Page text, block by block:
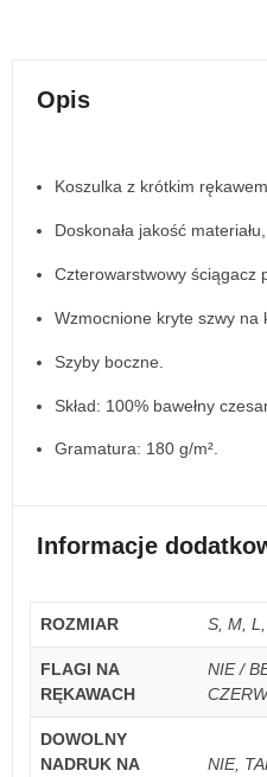
Opis
Koszulka z krótkim
Doskonała jakość
Czterowarstwowy ściągacz
Wzmocnione kryte szwy na
Szyby boczne.
Skład: 100% bawełny
Gramatura: 180 g/m².
Informacje
ROZMIAR S, M,
FLAGI NA
RĘKAWACH
NIE /
DOWOLNY
NADRUK NA
NIE,